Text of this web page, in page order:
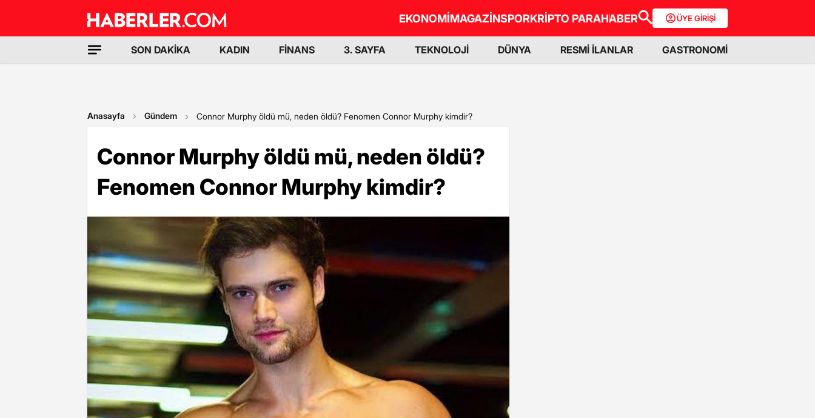
EKONOMİMAGAZİNSPORKRİPTO PARAHABER ÜYE GİRİŞİ
SON DAKİKA KADIN FİNANS 3. SAYFA TEKNOLOJİ DÜNYA RESMİ İLANLAR GASTRONOMİ
Anasayfa Gündem Connor Murphy öldü mü, neden öldü? Fenomen Connor Murphy kimdir?
Connor Murphy öldü mü, neden öldü?
Fenomen Connor Murphy kimdir?